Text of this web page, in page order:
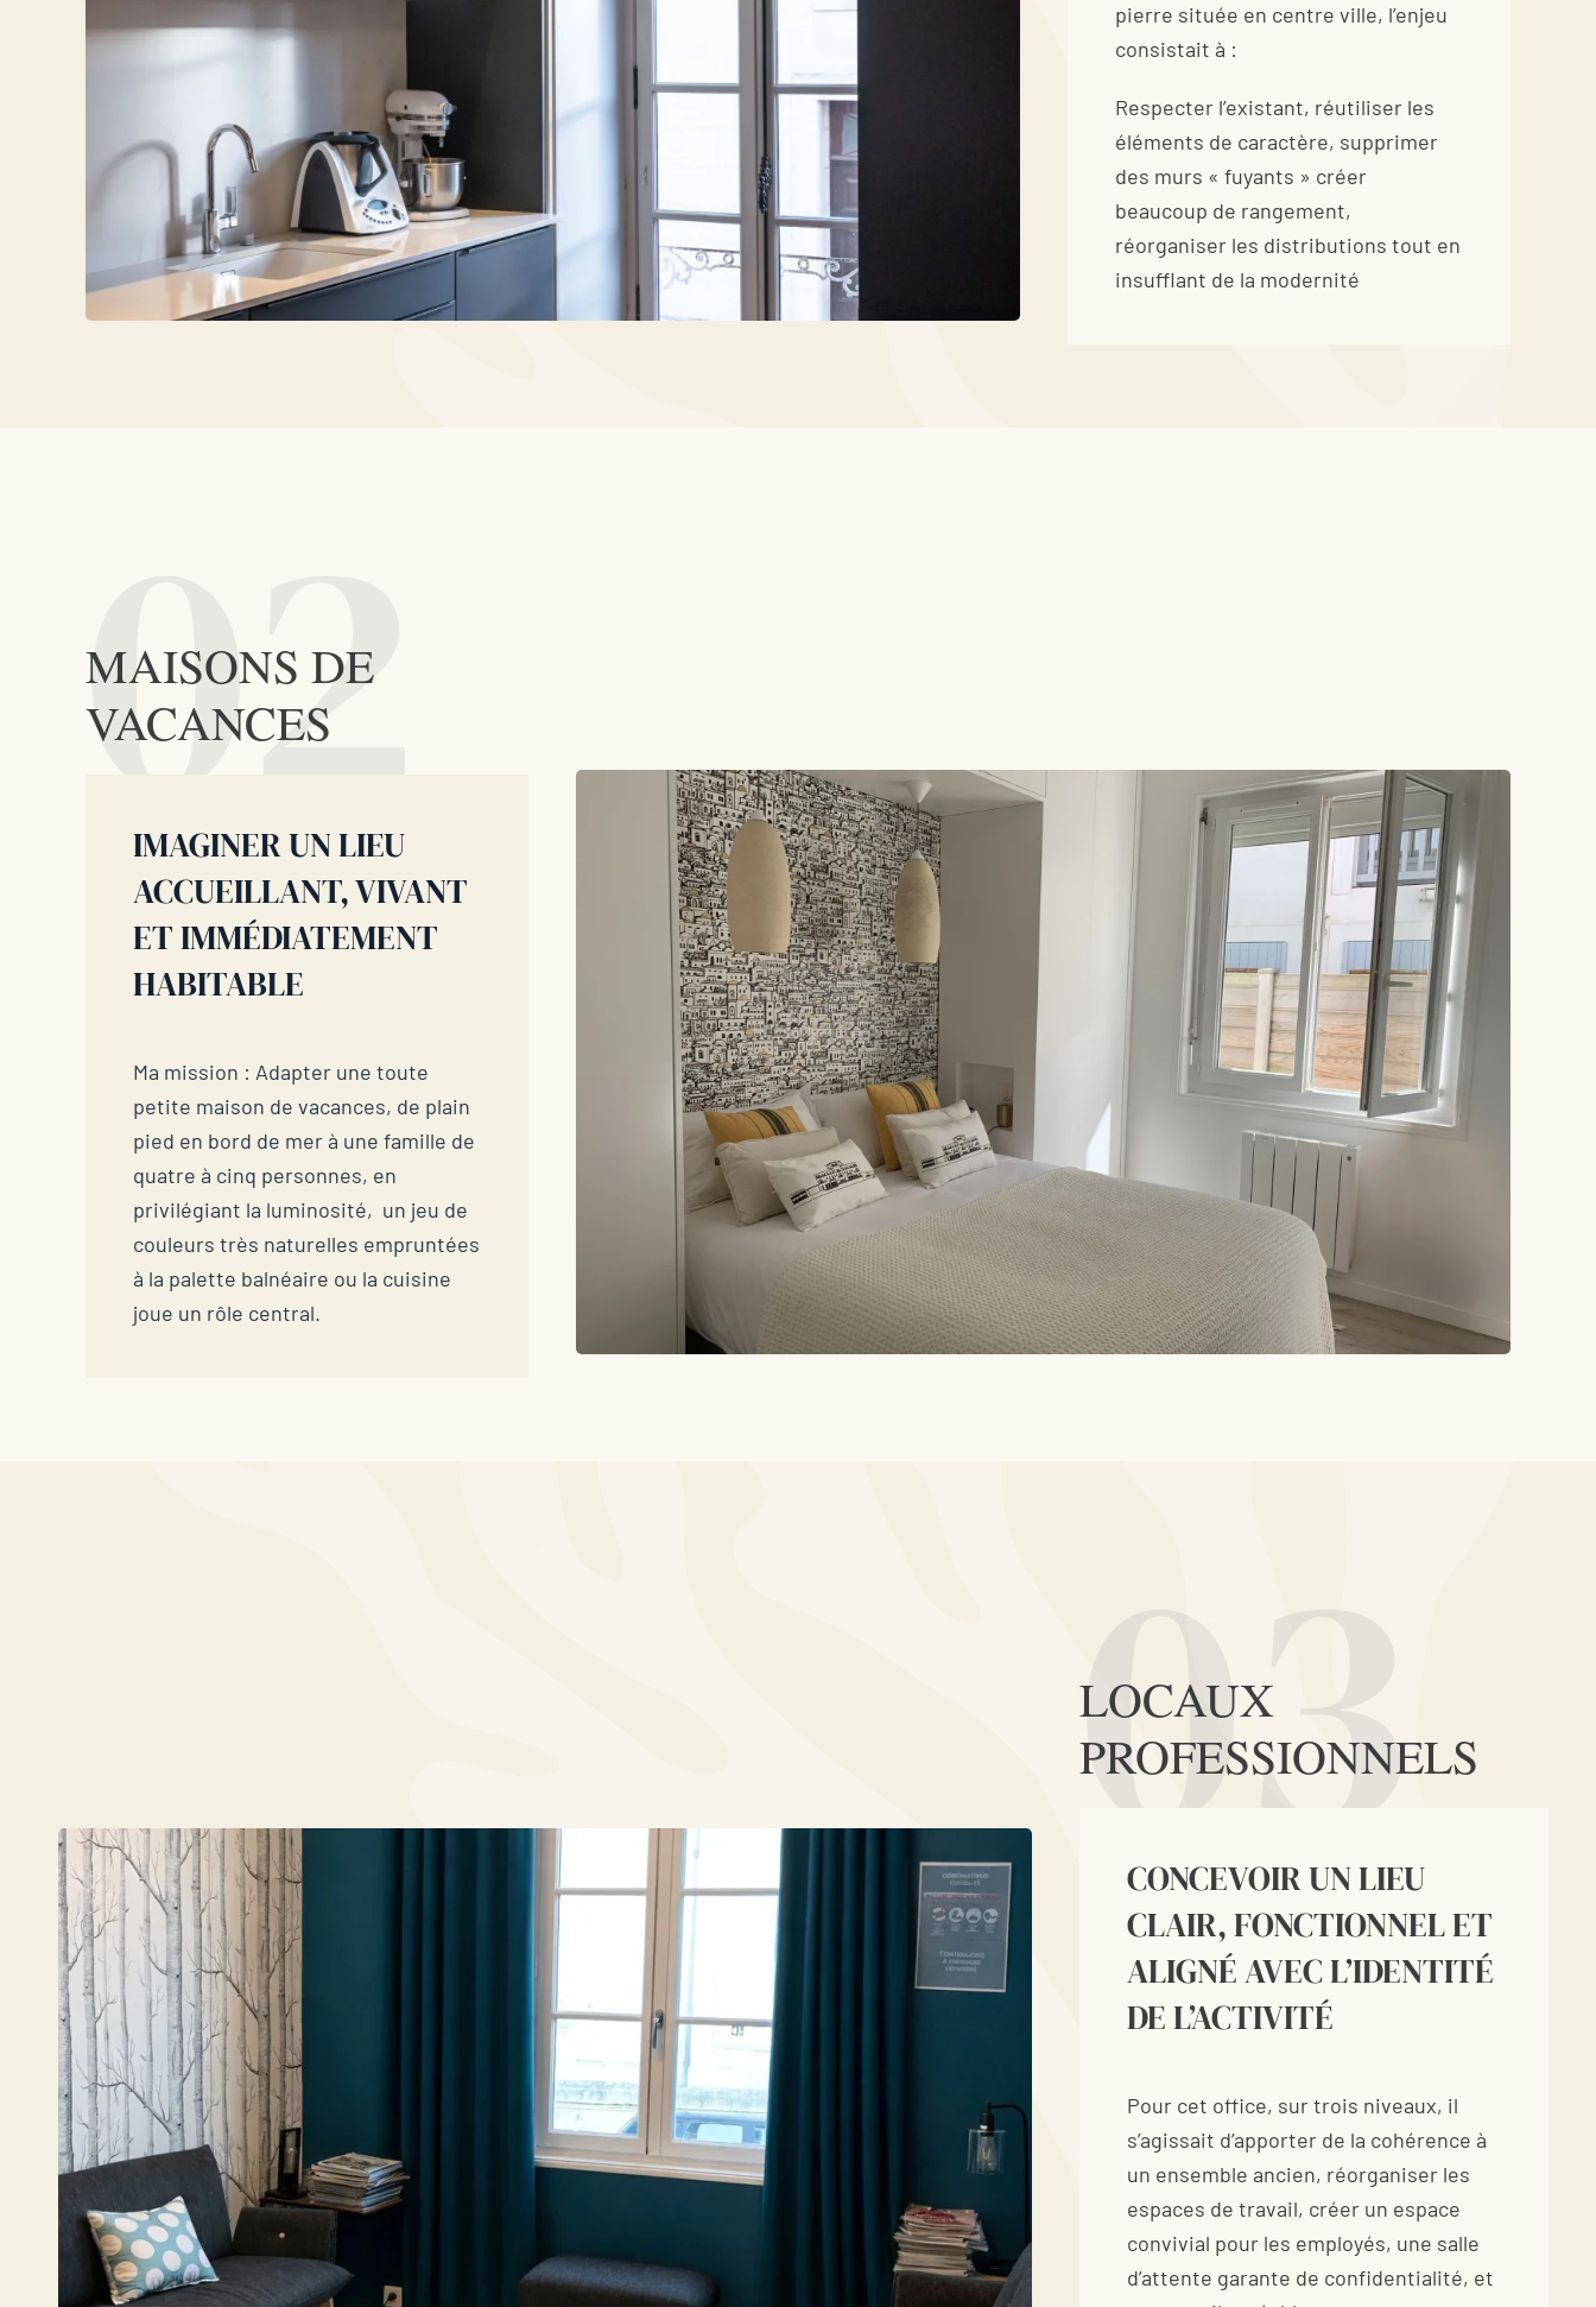
pierre située en centre ville, l’enjeu
consistait à :
Respecter l’existant, réutiliser les
éléments de caractère, supprimer
des murs « fuyants » créer
beaucoup de rangement,
réorganiser les distributions tout en
insufflant de la modernité
02
MAISONS DE
VACANCES
IMAGINER UN LIEU
ACCUEILLANT, VIVANT
ET IMMÉDIATEMENT
HABITABLE
Ma mission : Adapter une toute
petite maison de vacances, de plain
pied en bord de mer à une famille de
quatre à cinq personnes, en
privilégiant la luminosité, un jeu de
couleurs très naturelles empruntées
à la palette balnéaire ou la cuisine
joue un rôle central.
03
LOCAUX
PROFESSIONNELS
CONCEVOIR UN LIEU
CLAIR, FONCTIONNEL ET
ALIGNÉ AVEC L’IDENTITÉ
DE L’ACTIVITÉ
Pour cet office, sur trois niveaux, il
s’agissait d’apporter de la cohérence à
un ensemble ancien, réorganiser les
espaces de travail, créer un espace
convivial pour les employés, une salle
d’attente garante de confidentialité, et